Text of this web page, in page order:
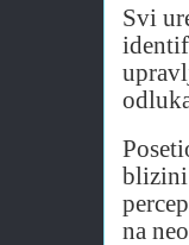
Svi
blizini
na